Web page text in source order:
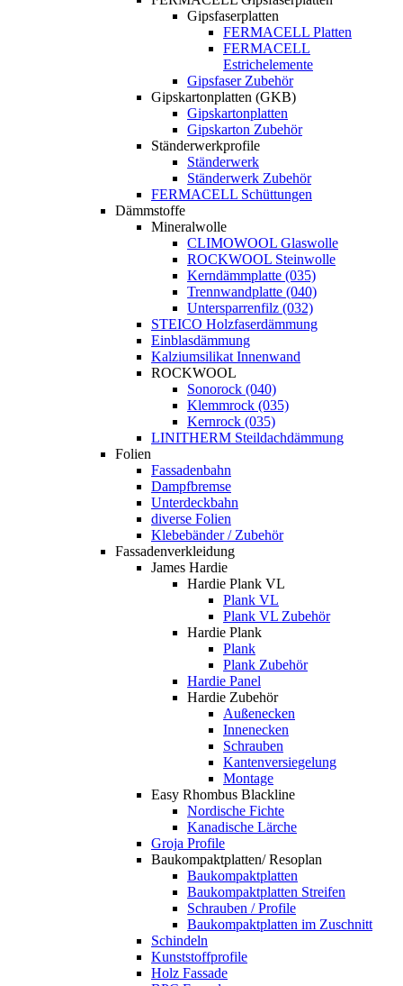
Gipsfaserplatten
FERMACELL Platten
FERMACELL
Estrichelemente
Gipsfaser Zubehör
Gipskartonplatten (GKB)
Gipskartonplatten
Gipskarton Zubehör
Ständerwerkprofile
Ständerwerk
Ständerwerk Zubehör
FERMACELL Schüttungen
Dämmstoffe
Mineralwolle
CLIMOWOOL Glaswolle
ROCKWOOL Steinwolle
Kerndämmplatte (035)
Trennwandplatte (040)
Untersparrenfilz (032)
STEICO Holzfaserdämmung
Einblasdämmung
Kalziumsilikat Innenwand
ROCKWOOL
Sonorock (040)
Klemmrock (035)
Kernrock (035)
LINITHERM Steildachdämmung
Folien
Fassadenbahn
Dampfbremse
Unterdeckbahn
diverse Folien
Klebebänder / Zubehör
Fassadenverkleidung
James Hardie
Hardie Plank VL
Plank VL
Plank VL Zubehör
Hardie Plank
Plank
Plank Zubehör
Hardie Panel
Hardie Zubehör
Außenecken
Innenecken
Schrauben
Kantenversiegelung
Montage
Easy Rhombus Blackline
Nordische Fichte
Kanadische Lärche
Groja Profile
Baukompaktplatten/ Resoplan
Baukompaktplatten
Baukompaktplatten Streifen
Schrauben / Profile
Baukompaktplatten im Zuschnitt
Schindeln
Kunststoffprofile
Holz Fassade